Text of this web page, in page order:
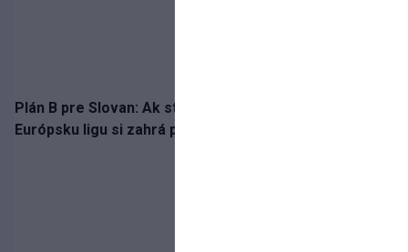
Plán B pre Slovan: Ak stroskotá v Lige majstrov, o
Európsku ligu si zahrá proti Salzburgu alebo Pafosu